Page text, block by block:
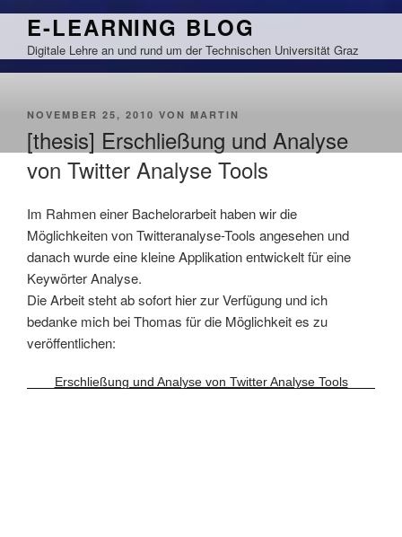
Zum
springen
E-LEARNING BLOG
Digitale Lehre an und rund um der Technischen Universität Graz
VERÖFFENTLICHT
NOVEMBER 25, 2010 VON MARTIN
[thesis] Erschließung und Analyse
von Twitter Analyse Tools
Im Rahmen einer Bachelorarbeit haben wir die
Möglichkeiten von Twitteranalyse-Tools angesehen und
danach wurde eine kleine Applikation entwickelt für eine
Keywörter Analyse.
Die Arbeit steht ab sofort hier zur Verfügung und ich
bedanke mich bei Thomas für die Möglichkeit es zu
veröffentlichen:
Erschließung und Analyse von Twitter Analyse Tools